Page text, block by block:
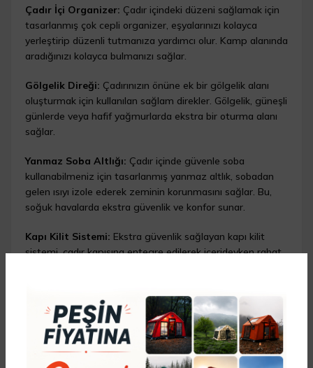
Çadır İçi Organizer: Çadır içindeki düzeni sağlamak için
tasarlanmış çok cepli organizer, eşyalarınızı kolayca
yerleştirip düzenli tutmanıza yardımcı olur. Kamp alanında
aradığınızı kolayca bulmanızı sağlar.
Gölgelik Direği: Çadırınızın önüne ek bir gölgelik alanı
oluşturmak için kullanılan sağlam direkler. Gölgelik, güneşli
günlerde veya hafif yağmurlarda ekstra bir oturma alanı
sağlar.
Yanmaz Soba Altlığı: Çadır içinde güvenle soba
kullanabilmeniz için tasarlanmış yanmaz altlık, sobadan
gelen ısıyı izole ederek zeminin korunmasını sağlar. Bu,
soğuk havalarda ekstra güvenlik ve konfor sunar.
Kapı Kilit Sistemi: Ekstra güvenlik sağlayan kapı kilit
sistemi, çadır kapısına entegre edilerek içerideyken rahat
Zemin Matı:Ekstra konfor ve koruma sağlayan dayanıklı
zemin matı, su geçirmez özelliğiyle zeminden gelen
soğuğu ve nemi önler. Kamp deneyiminizi daha konforlu
hale getirir.